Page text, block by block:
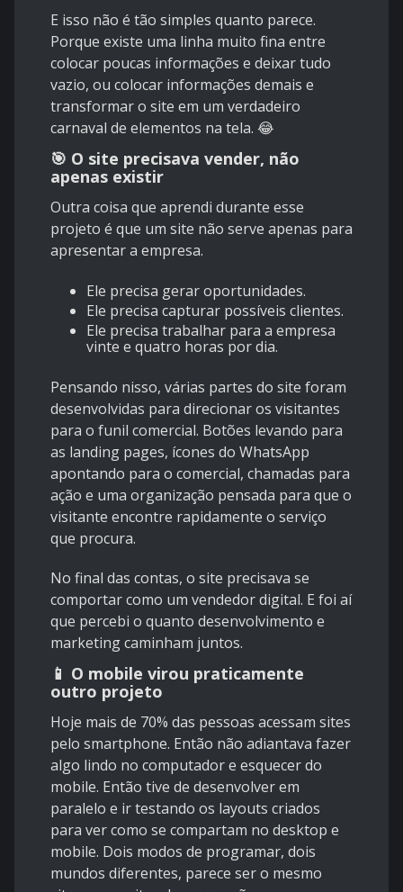
E isso não é tão simples quanto parece.
Porque existe uma linha muito fina entre
colocar poucas informações e deixar tudo
vazio, ou colocar informações demais e
transformar o site em um verdadeiro
carnaval de elementos na tela. 😂
🎯 O site precisava vender, não
apenas existir
Outra coisa que aprendi durante esse
projeto é que um site não serve apenas para
apresentar a empresa.
Ele precisa gerar oportunidades.
Ele precisa capturar possíveis clientes.
Ele precisa trabalhar para a empresa
vinte e quatro horas por dia.
Pensando nisso, várias partes do site foram
desenvolvidas para direcionar os visitantes
para o funil comercial. Botões levando para
as landing pages, ícones do WhatsApp
apontando para o comercial, chamadas para
ação e uma organização pensada para que o
visitante encontre rapidamente o serviço
que procura.
No final das contas, o site precisava se
comportar como um vendedor digital. E foi aí
que percebi o quanto desenvolvimento e
marketing caminham juntos.
📱 O mobile virou praticamente
outro projeto
Hoje mais de 70% das pessoas acessam sites
pelo smartphone. Então não adiantava fazer
algo lindo no computador e esquecer do
mobile. Então tive de desenvolver em
paralelo e ir testando os layouts criados
para ver como se compartam no desktop e
mobile. Dois modos de programar, dois
mundos diferentes, parece ser o mesmo